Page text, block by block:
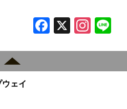
F
e
X In
gr
ェイ